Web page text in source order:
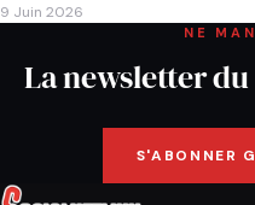
9 Juin 2026
NE
La newsletter
S'ABONNER